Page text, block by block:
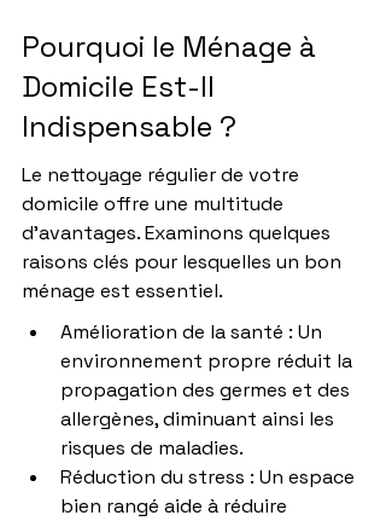
Pourquoi le Ménage à
Domicile Est-Il
Indispensable ?
Le nettoyage régulier de votre
domicile offre une multitude
d’avantages. Examinons quelques
raisons clés pour lesquelles un bon
ménage est essentiel.
Amélioration de la santé : Un
environnement propre réduit la
propagation des germes et des
allergènes, diminuant ainsi les
risques de maladies.
Réduction du stress : Un espace
bien rangé aide à réduire